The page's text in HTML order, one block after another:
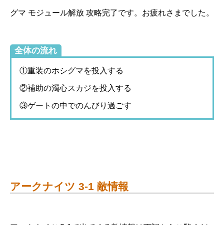
グマ モジュール解放 攻略完了です。お疲れさまでした。
全体の流れ
①重装のホシグマを投入する
②補助の濁心スカジを投入する
③ゲートの中でのんびり過ごす
アークナイツ 3-1 敵情報